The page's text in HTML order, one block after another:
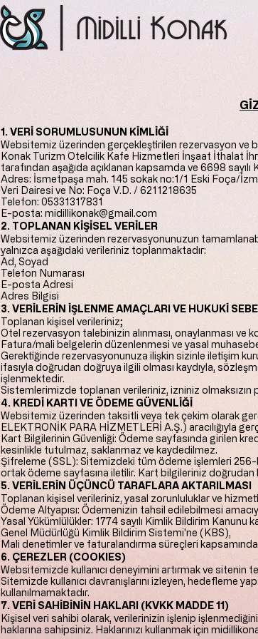
1. VERİ SORUMLUSUNUN KİMLİĞİ
Websitemiz üzerinden gerçekleştirilen rezervasyon ve
Konak Turizm Otelcilik Kafe Hizmetleri İnşaat İthalat
tarafından aşağıda açıklanan kapsamda ve 6698
Adres: İsmetpaşa mah. 145 sokak no:1/1 Eski Foça/
Veri Dairesi ve No: Foça V.D. / 6211218635
Telefon: 05331317831
E-posta: midillikonak@gmail.com
2. TOPLANAN KİŞİSEL VERİLER
Websitemiz üzerinden rezervasyonunuzun
yalnızca aşağıdaki verileriniz toplanmaktadır:
Ad, Soyad
Telefon Numarası
E-posta Adresi
Adres Bilgisi
3. VERİLERİN İŞLENME AMAÇLARI VE HUKUKİ
Toplanan kişisel verileriniz;
Otel rezervasyon talebinizin alınması, onaylanması ve
Fatura/mali belgelerin düzenlenmesi ve yasal
Gerektiğinde rezervasyonunuza ilişkin sizinle iletişim
ifasıyla doğrudan doğruya ilgili olması kaydıyla,
işlenmektedir.
Sistemlerimizde toplanan verileriniz, izniniz olmaksızın
4. KREDİ KARTI VE ÖDEME GÜVENLİĞİ
Websitemiz üzerinden taksitli veya tek çekim olarak
ELEKTRONİK PARA HİZMETLERİ A.Ş.) aracılığıyla
Kart Bilgilerinin Güvenliği: Ödeme sayfasında girilen
kesinlikle tutulmaz, saklanmaz ve kaydedilmez.
Şifreleme (SSL): Sitemizdeki tüm ödeme işlemleri
ortak ödeme sayfasına iletilir. Kart bilgileriniz doğrudan
5. VERİLERİN ÜÇÜNCÜ TARAFLARA AKTARILMASI
Toplanan kişisel verileriniz, yasal zorunluluklar ve
Ödeme Altyapısı: Ödemenizin tahsil edilebilmesi
Yasal Yükümlülükler: 1774 sayılı Kimlik Bildirim
Genel Müdürlüğü Kimlik Bildirim Sistemi'ne (KBS),
Mali denetimler ve faturalandırma süreçleri
6. ÇEREZLER (COOKIES)
Websitemizde kullanıcı deneyimini artırmak ve sitenin
Sitemizde kullanıcı davranışlarını izleyen, hedefleme
kullanılmamaktadır.
7. VERİ SAHİBİNİN HAKLARI (KVKK MADDE 11)
Kişisel veri sahibi olarak, verilerinizin işlenip
haklarına sahipsiniz. Haklarınızı kullanmak için